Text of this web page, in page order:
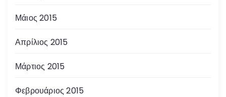
Μάιος 2015
Απρίλιος 2015
Μάρτιος 2015
Φεβρουάριος 2015